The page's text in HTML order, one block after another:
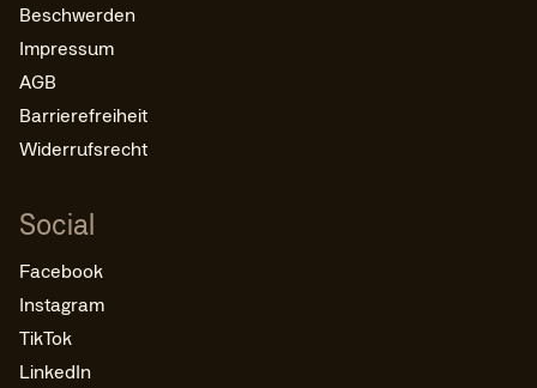
Beschwerden
Impressum
AGB
Barrierefreiheit
Widerrufsrecht
Social
Facebook
Instagram
TikTok
LinkedIn